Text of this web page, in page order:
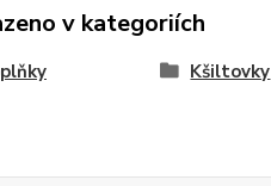
v kategoriích
Kšiltovky